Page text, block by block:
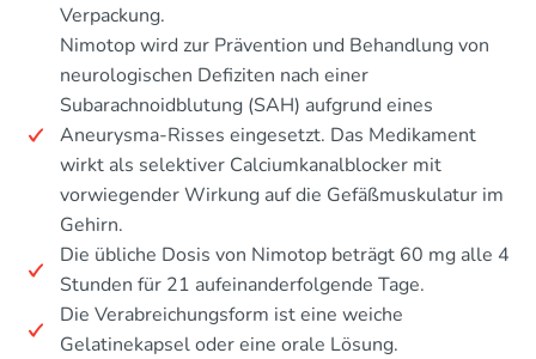
Verpackung.
Nimotop wird zur Prävention und Behandlung von
neurologischen Defiziten nach einer
Subarachnoidblutung (SAH) aufgrund eines
Aneurysma-Risses eingesetzt. Das Medikament
wirkt als selektiver Calciumkanalblocker mit
vorwiegender Wirkung auf die Gefäßmuskulatur im
Gehirn.
Die übliche Dosis von Nimotop beträgt 60 mg alle 4
Stunden für 21 aufeinanderfolgende Tage.
Die Verabreichungsform ist eine weiche
Gelatinekapsel oder eine orale Lösung.